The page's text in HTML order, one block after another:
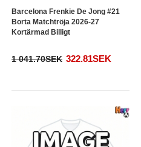
Barcelona Frenkie De Jong #21
Borta Matchtröja 2026-27
Kortärmad Billigt
1 041.70SEK 322.81SEK